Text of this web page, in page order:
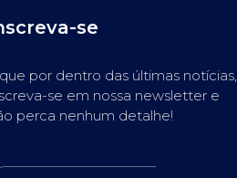
se
por dentro das últimas notícias,
se em nossa newsletter e
perca nenhum detalhe!